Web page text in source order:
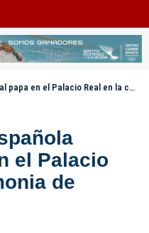
Real en la ceremonia de bienvenida
el Palacio
de